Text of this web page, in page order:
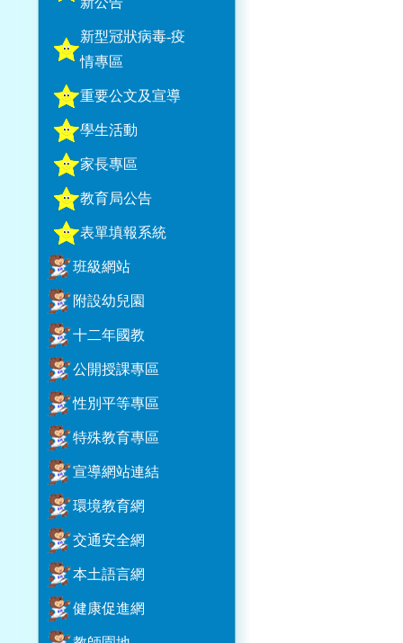
新型冠狀病毒-疫
情專區
重要公文及宣導
學生活動
家長專區
教育局公告
表單填報系統
班級網站
附設幼兒園
十二年國教
公開授課專區
性別平等專區
特殊教育專區
宣導網站連結
環境教育網
交通安全網
本土語言網
健康促進網